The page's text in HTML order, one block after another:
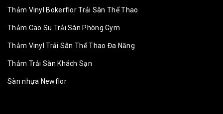
Thảm Vinyl Bokerflor Trải Sân Thể Thao
Thảm Cao Su Trải Sàn Phòng Gym
Thảm Vinyl Trải Sân Thể Thao Đa Năng
Thảm Trải Sàn Khách Sạn
Sàn nhựa Newflor